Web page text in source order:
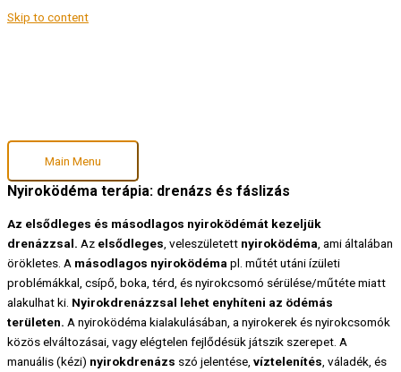
Skip to content
Main Menu
Nyiroködéma terápia: drenázs és fáslizás
Az elsődleges és másodlagos nyiroködémát kezeljük
drenázzsal. Az elsődleges , veleszületett nyiroködéma , ami általában
örökletes. A másodlagos nyiroködéma pl. műtét utáni ízületi
problémákkal, csípő, boka, térd, és nyirokcsomó sérülése/műtéte miatt
alakulhat ki. Nyirokdrenázzsal lehet enyhíteni az ödémás
területen. A nyiroködéma kialakulásában, a nyirokerek és nyirokcsomók
közös elváltozásai, vagy elégtelen fejlődésük játszik szerepet. A
manuális (kézi) nyirokdrenázs szó jelentése, víztelenítés , váladék, és